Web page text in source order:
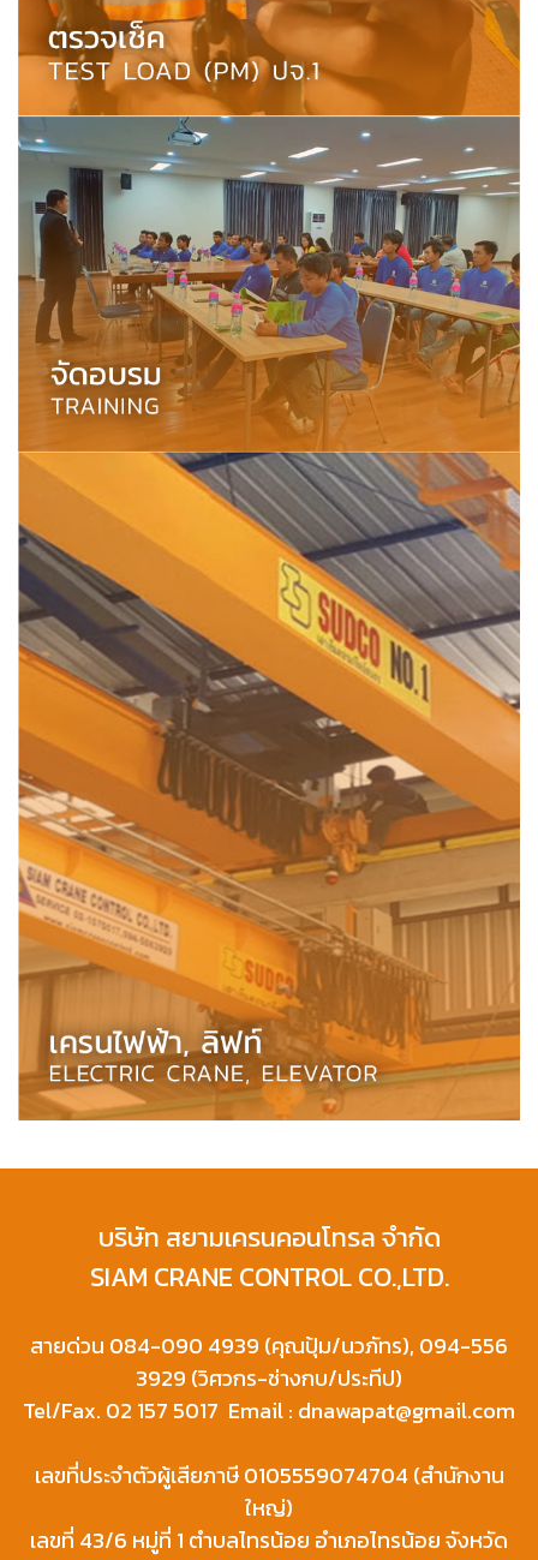
บริษัท สยามเครนคอนโทรล จำกัด
SIAM CRANE CONTROL CO.,LTD.
สายด่วน 084-090 4939 (คุณปุ้ม/นวภัทร), 094-556
3929 (วิศวกร-ช่างกบ/ประทีป)
Tel/Fax. 02 157 5017 Email : dnawapat@gmail.com
เลขที่ประจำตัวผู้เสียภาษี 0105559074704 (สำนักงาน
ใหญ่)
เลขที่ 43/6 หมู่ที่ 1 ตำบลไทรน้อย อำเภอไทรน้อย จังหวัด